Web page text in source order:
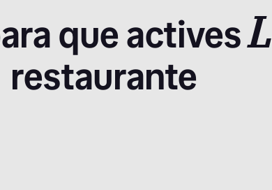
que actives
restaurante